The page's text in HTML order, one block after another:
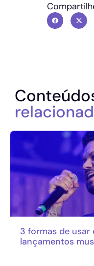
3 formas de
lançamentos